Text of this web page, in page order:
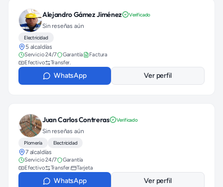
Alejandro Gámez Jiménez Verificado
Sin reseñas aún
Electricidad
5 alcaldías
Servicio 24/7 Garantía
Factura
Efectivo
Transfer.
WhatsApp Ver perfil
Juan Carlos Contreras Verificado
Sin reseñas aún
Plomería Electricidad
7 alcaldías
Servicio 24/7
Garantía
Efectivo
Transfer. Tarjeta
WhatsApp Ver perfil